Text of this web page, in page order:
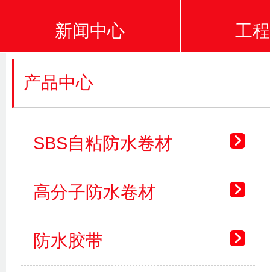
新闻中心 工
产品中心
SBS自粘防水卷材
高分子防水卷材
防水胶带